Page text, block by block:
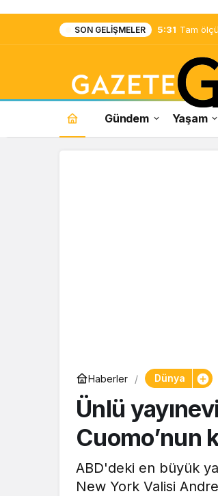
SON GELIŞMELER 5:31 Tam
Gündem Yaşam
Haberler Dünya
Ünlü
Cuomo’nun
ABD'deki en büyük
New York Valisi